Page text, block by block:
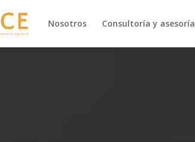
Nosotros Consultoría y asesoría